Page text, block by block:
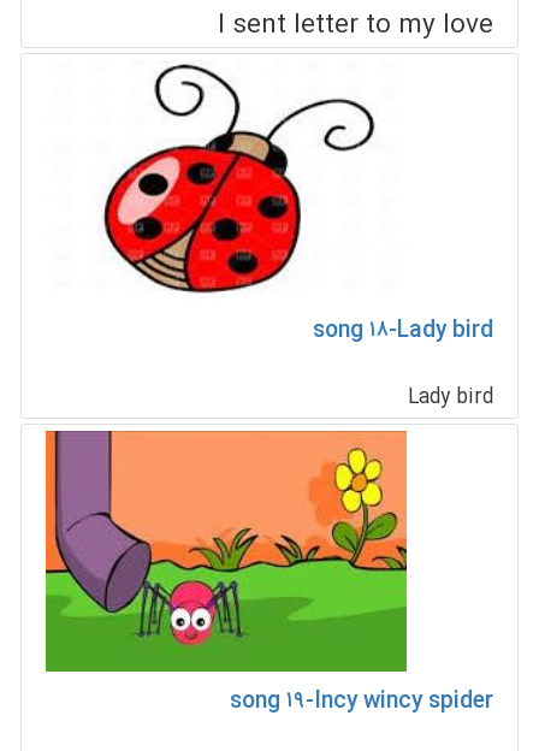
I sent letter to my love
song ۱۸-Lady bird
Lady bird
song ۱۹-Incy wincy spider